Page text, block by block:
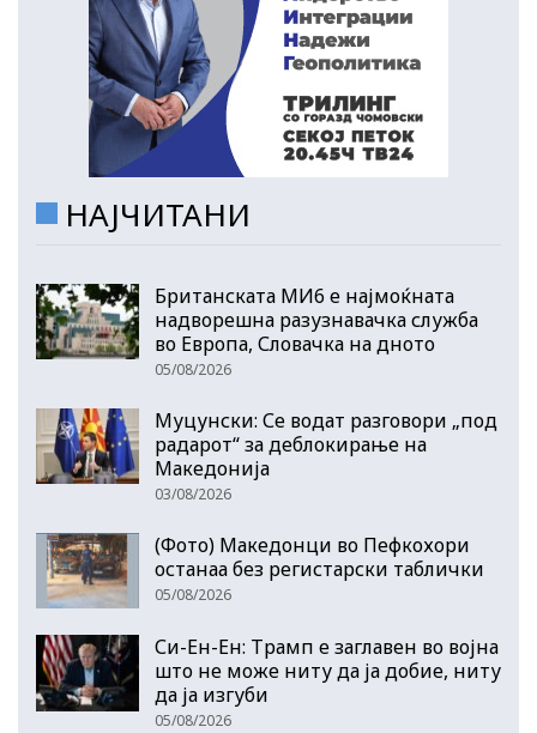
НАЈЧИТАНИ
Британската МИ6 е најмоќната
надворешна разузнавачка служба
во Европа, Словачка на дното
05/08/2026
Муцунски: Се водат разговори „под
радарот“ за деблокирање на
Македонија
03/08/2026
(Фото) Македонци во Пефкохори
останаа без регистарски таблички
05/08/2026
Си-Ен-Ен: Трамп е заглавен во војна
што не може ниту да ја добие, ниту
да ја изгуби
05/08/2026